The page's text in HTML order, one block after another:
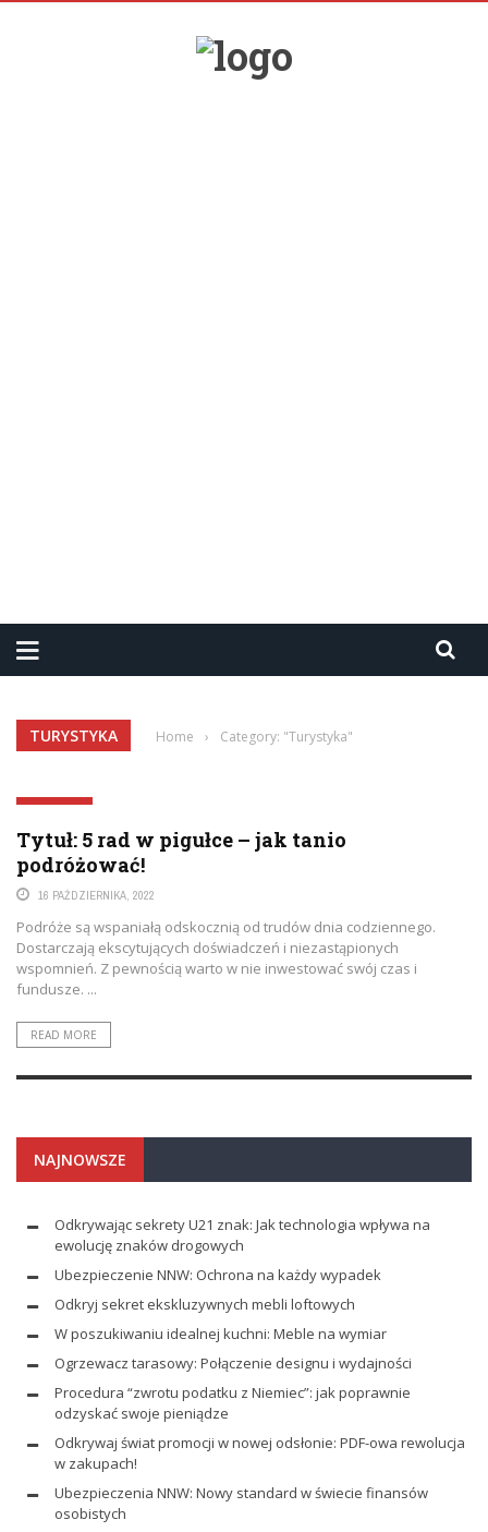
TURYSTYKA Home › Category: "Turystyka"
TURYSTYKA
Tytuł: 5 rad w pigułce – jak tanio
podróżować!
16 PAŹDZIERNIKA, 2022
Podróże są wspaniałą odskocznią od trudów dnia codziennego.
Dostarczają ekscytujących doświadczeń i niezastąpionych
wspomnień. Z pewnością warto w nie inwestować swój czas i
fundusze. ...
READ MORE
NAJNOWSZE
Odkrywając sekrety U21 znak: Jak technologia wpływa na
ewolucję znaków drogowych
Ubezpieczenie NNW: Ochrona na każdy wypadek
Odkryj sekret ekskluzywnych mebli loftowych
W poszukiwaniu idealnej kuchni: Meble na wymiar
Ogrzewacz tarasowy: Połączenie designu i wydajności
Procedura “zwrotu podatku z Niemiec”: jak poprawnie
odzyskać swoje pieniądze
Odkrywaj świat promocji w nowej odsłonie: PDF-owa rewolucja
w zakupach!
Ubezpieczenia NNW: Nowy standard w świecie finansów
osobistych